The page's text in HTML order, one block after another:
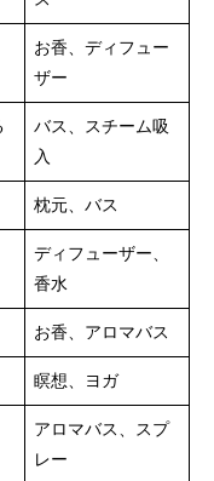
お香、ディフュー
ザー
バス、スチーム吸
入
枕元、バス
ディフューザー、
香水
お香、アロマバス
瞑想、ヨガ
アロマバス、スプ
レー